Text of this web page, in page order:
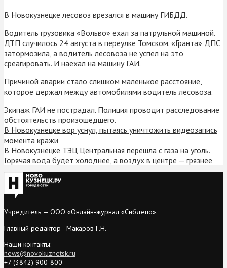
В Новокузнецке лесовоз врезался в машину ГИБДД.
Водитель грузовика «Вольво» ехал за патрульной машиной.
ДТП случилось 24 августа в переулке Томском. «Гранта» ДПС
затормозила, а водитель лесовоза не успел на это
среагировать. И наехал на машину ГАИ.
Причиной аварии стало слишком маленькое расстояние,
которое держал между автомобилями водитель лесовоза.
Экипаж ГАИ не пострадал. Полиция проводит расследование
обстоятельств произошедшего.
В Новокузнецке вор уснул, пытаясь уничтожить видеозапись
момента кражи
В Новокузнецке ТЭЦ Центральная перешла с газа на уголь.
Горячая вода будет холоднее, а воздух в центре — грязнее
Учредитель — ООО «Онлайн-журнал «Сибдепо».
Главный редактор - Макаров Г.Н.
Наши контакты:
news@novokuznetsk.ru
+7 (3842) 900-800